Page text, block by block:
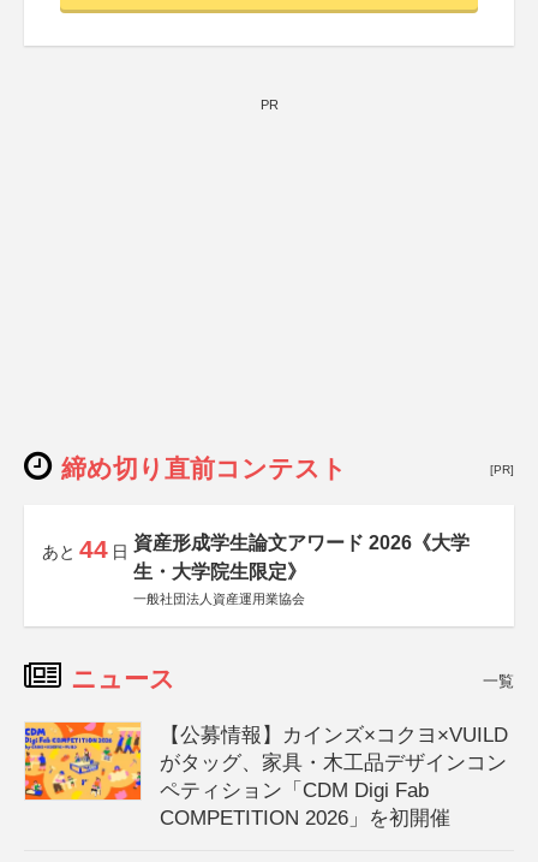
PR
締め切り直前コンテスト [PR]
あと 44 日 資産形成学生論文アワード 2026《大学
生・大学院生限定》
一般社団法人資産運用業協会
ニュース 一覧
【公募情報】カインズ×コクヨ×VUILD
がタッグ、家具・木工品デザインコン
ペティション「CDM Digi Fab
COMPETITION 2026」を初開催